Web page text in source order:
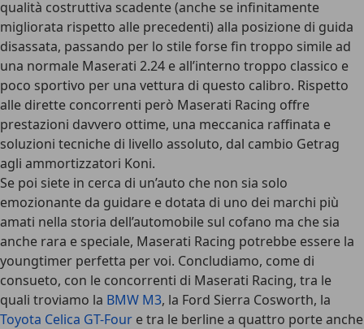
qualità costruttiva scadente (anche se infinitamente
migliorata rispetto alle precedenti) alla posizione di guida
disassata, passando per lo stile forse fin troppo simile ad
una normale Maserati 2.24 e all’interno troppo classico e
poco sportivo per una vettura di questo calibro. Rispetto
alle dirette concorrenti però Maserati Racing offre
prestazioni davvero ottime, una meccanica raffinata e
soluzioni tecniche di livello assoluto, dal cambio Getrag
agli ammortizzatori Koni.
Se poi siete in cerca di un’auto che non sia solo
emozionante da guidare e dotata di uno dei marchi più
amati nella storia dell’automobile sul cofano ma che sia
anche rara e speciale, Maserati Racing potrebbe essere la
youngtimer perfetta per voi. Concludiamo, come di
consueto, con le concorrenti di Maserati Racing, tra le
quali troviamo la BMW M3, la Ford Sierra Cosworth, la
Toyota Celica GT-Four e tra le berline a quattro porte anche